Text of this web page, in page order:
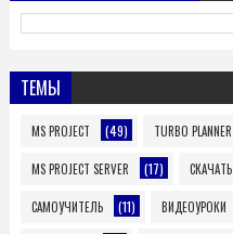
ТЕМЫ
MS PROJECT (49) TURBO PLANNER
MS PROJECT SERVER (17) СКАЧАТЬ
САМОУЧИТЕЛЬ (11) ВИДЕОУРОКИ